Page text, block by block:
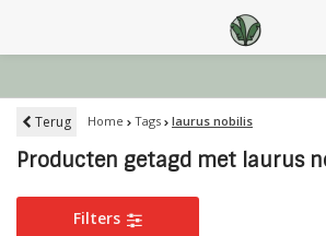
Terug Home Tags laurus nobilis
Producten getagd met laurus
Filters